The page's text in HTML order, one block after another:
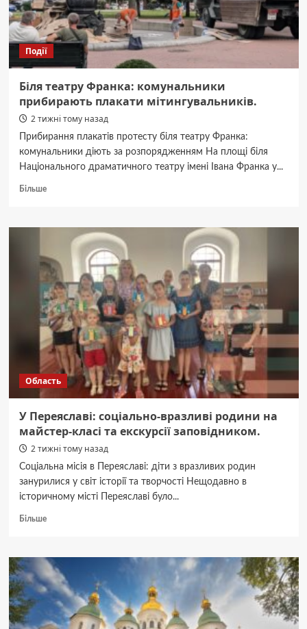
Події
Біля театру Франка: комунальники
прибирають плакати мітингувальників.
2 тижні тому назад
Прибирання плакатів протесту біля театру Франка:
комунальники діють за розпорядженням На площі біля
Національного драматичного театру імені Івана Франка у...
БільшеДокладніше
театру
Франка:
комунальники
прибирають
плакати
мітингувальників.
Область
У Переяславі: соціально-вразливі родини на
майстер-класі та екскурсії заповідником.
2 тижні тому назад
Соціальна місія в Переяславі: діти з вразливих родин
занурилися у світ історії та творчості Нещодавно в
історичному місті Переяславі було...
БільшеДокладніше
Переяславі:
соціально-
вразливі
родини
майстер-